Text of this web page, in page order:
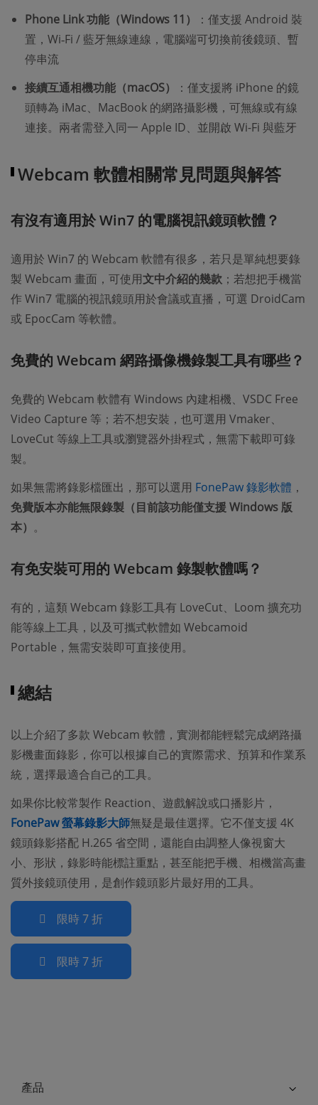
Phone Link 功能（Windows 11）
：僅支援 Android 裝
置，Wi‑Fi / 藍牙無線連線，電腦端可切換前後鏡頭、暫
停串流
接續互通相機功能（macOS）
：僅支援將 iPhone 的鏡
頭轉為 iMac、MacBook 的網路攝影機，可無線或有線
連接。兩者需登入同一 Apple ID、並開啟 Wi-Fi 與藍牙
Webcam 軟體相關常見問題與解答
有沒有適用於 Win7 的電腦視訊鏡頭軟體？
適用於 Win7 的 Webcam 軟體有很多，若只是單純想要錄
製 Webcam 畫面，可使用文中介紹的幾款 ；若想把手機當
作 Win7 電腦的視訊鏡頭用於會議或直播，可選 DroidCam
或 EpocCam 等軟體。
免費的 Webcam 網路攝像機錄製工具有哪些？
免費的 Webcam 軟體有 Windows 內建相機、VSDC Free
Video Capture 等；若不想安裝，也可選用 Vmaker、
LoveCut 等線上工具或瀏覽器外掛程式，無需下載即可錄
製。
如果無需將錄影檔匯出，那可以選用 FonePaw 錄影軟體 ，
免費版本亦能無限錄製（目前該功能僅支援 Windows 版
本） 。
有免安裝可用的 Webcam 錄製軟體嗎？
有的，這類 Webcam 錄影工具有 LoveCut、Loom 擴充功
能等線上工具，以及可攜式軟體如 Webcamoid
Portable，無需安裝即可直接使用。
總結
以上介紹了多款 Webcam 軟體，實測都能輕鬆完成網路攝
影機畫面錄影，你可以根據自己的實際需求、預算和作業系
統，選擇最適合自己的工具。
如果你比較常製作 Reaction、遊戲解說或口播影片，
FonePaw 螢幕錄影大師無疑是最佳選擇。它不僅支援 4K
鏡頭錄影搭配 H.265 省空間，還能自由調整人像視窗大
小、形狀，錄影時能標註重點，甚至能把手機、相機當高畫
質外接鏡頭使用，是創作鏡頭影片最好用的工具。
限時 7 折
限時 7 折
產品